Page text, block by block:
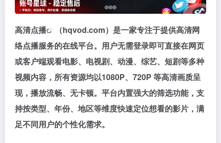
高清点播
（hqvod.com）是一家专注于提供高清网
络点播服务的在线平台。用户无需登录即可直接在网页
或客户端观看电影、电视剧、动漫、综艺、短剧等多种
视频内容，所有资源均以1080P、720P 等高清画质呈
现，播放流畅、无卡顿。平台内置强大的筛选功能，支
持按类型、年份、地区等维度快速定位想看的影片，满
足不同用户的个性化需求。